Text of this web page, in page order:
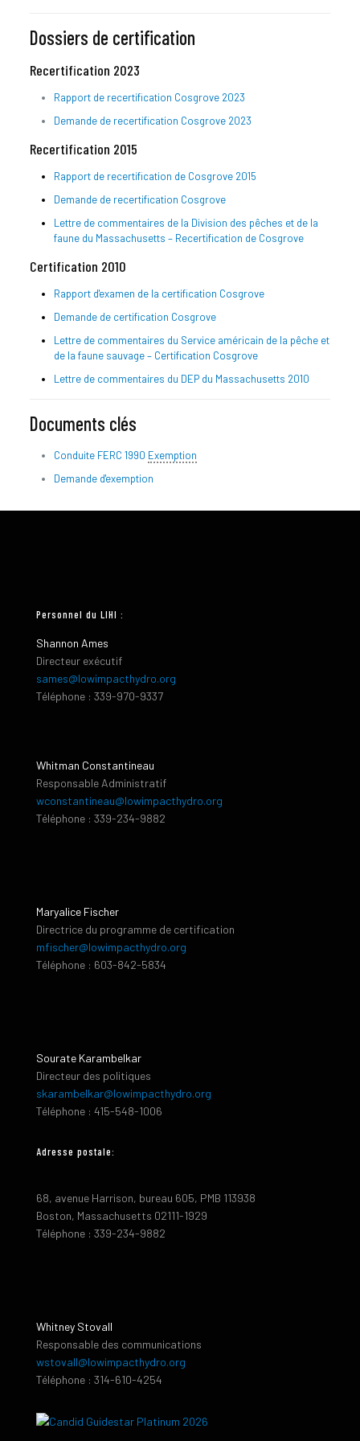
Dossiers de certification
Recertification 2023
Rapport de recertification Cosgrove 2023
Demande de recertification Cosgrove 2023
Recertification 2015
Rapport de recertification de Cosgrove 2015
Demande de recertification Cosgrove
Lettre de commentaires de la Division des pêches et de la
faune du Massachusetts – Recertification de Cosgrove
Certification 2010
Rapport d'examen de la certification Cosgrove
Demande de certification Cosgrove
Lettre de commentaires du Service américain de la pêche et
de la faune sauvage – Certification Cosgrove
Lettre de commentaires du DEP du Massachusetts 2010
Documents clés
Conduite FERC 1990 Exemption
Demande d'exemption
Personnel du LIHI :
Shannon Ames
Directeur exécutif
sames@lowimpacthydro.org
Téléphone : 339-970-9337
Whitman Constantineau
Responsable Administratif
wconstantineau@lowimpacthydro.org
Téléphone : 339-234-9882
Maryalice Fischer
Directrice du programme de certification
mfischer@lowimpacthydro.org
Téléphone : 603-842-5834
Sourate Karambelkar
Directeur des politiques
skarambelkar@lowimpacthydro.org
Téléphone : 415-548-1006
Adresse postale:
68, avenue Harrison, bureau 605, PMB 113938
Boston, Massachusetts 02111-1929
Téléphone : 339-234-9882
Whitney Stovall
Responsable des communications
wstovall@lowimpacthydro.org
Téléphone : 314-610-4254